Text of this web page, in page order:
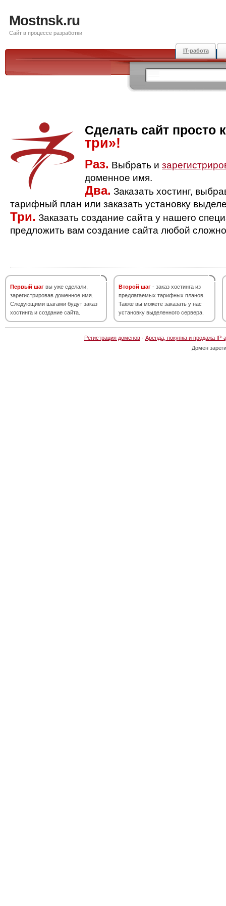
Mostnsk.ru
Сайт в процессе разработки
IT-работа
Сделать сайт просто
три»!
Раз. Выбрать и
доменное имя.
Два. Заказать хостинг,
тарифный план или заказать установку
Три. Заказать создание сайта у нашего
предложить вам создание сайта любой
Первый шаг вы уже сделали,
зарегистрировав доменное имя.
Следующими шагами будут заказ
хостинга и создание сайта.
Второй шаг - заказ хостинга из
предлагаемых тарифных планов.
Также вы можете заказать у нас
установку выделенного сервера.
Регистрация доменов· Аренда, покупка и продажа IP-
Домен